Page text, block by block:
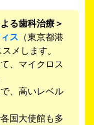
る歯科治療＞
ス （東京都港
メします。
、マイクロス
、高いレベル
国大使館も多